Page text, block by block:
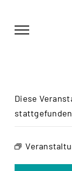
springen
Diese